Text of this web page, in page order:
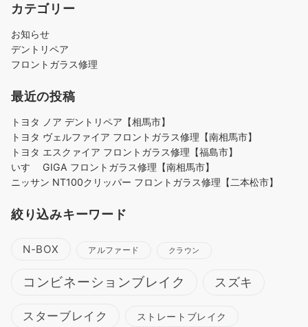
カテゴリー
お知らせ
デントリペア
フロントガラス修理
最近の投稿
トヨタ ノア デントリペア【相馬市】
トヨタ ヴェルファイア フロントガラス修理【南相馬市】
トヨタ エスクァイア フロントガラス修理【福島市】
いすゞ GIGA フロントガラス修理【南相馬市】
ニッサン NT100クリッパー フロントガラス修理【二本松市】
絞り込みキーワード
N-BOX アルファード クラウン
コンビネーションブレイク スズキ
スターブレイク ストレートブレイク